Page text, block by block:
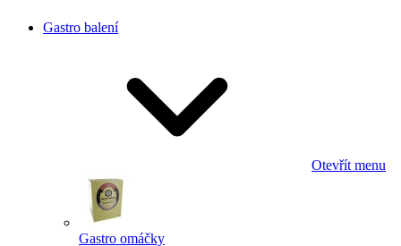
Gastro balení
Otevřít menu
Gastro omáčky